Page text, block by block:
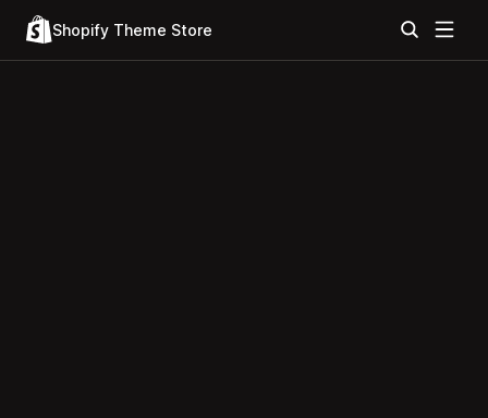
Shopify Theme Store